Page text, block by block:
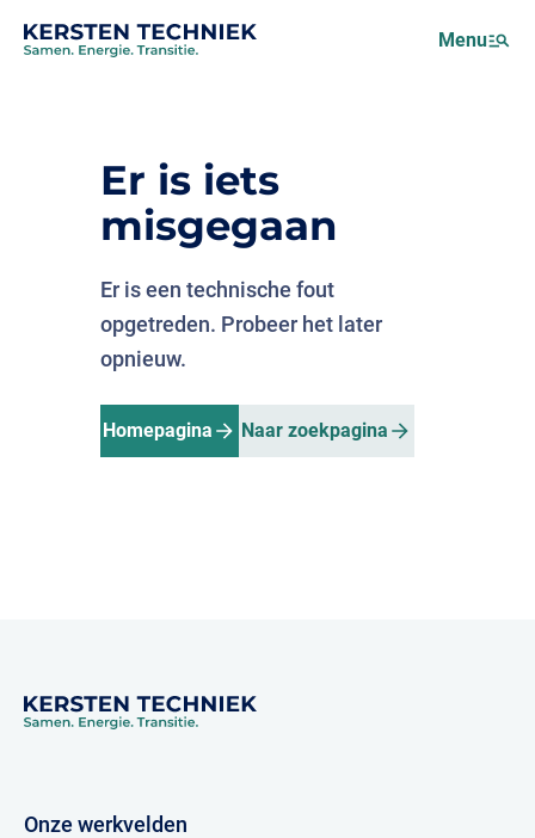
Over ons
Projecten
Menu
Er is iets
misgegaan
Er is een technische fout
opgetreden. Probeer het later
opnieuw.
Homepagina Naar zoekpagina
Onze werkvelden